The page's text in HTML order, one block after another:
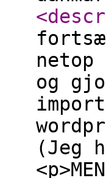
og
(Jeg